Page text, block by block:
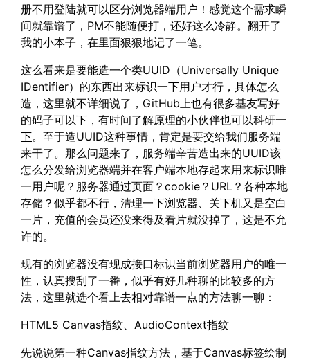
册不用登陆就可以区分浏览器端用户！感觉这个需求瞬
间就靠谱了，PM不能随便打，还好这么冷静。翻开了
我的小本子，在里面狠狠地记了一笔。
这么看来是要能造一个类UUID（Universally Unique
IDentifier）的东西出来标识一下用户才行，具体怎么
造，这里就不详细说了，GitHub上也有很多基友写好
的码子可以下，有时间了解原理的小伙伴也可以科研一
下。至于造UUID这种事情，肯定是要交给我们服务端
来干了。那么问题来了，服务端辛苦造出来的UUID该
怎么分发给浏览器端并在客户端本地存起来用来标识唯
一用户呢？服务器通过页面？cookie？URL？各种本地
存储？似乎都不行，清理一下浏览器、关下机又是空白
一片，充值的会员还没来得及看片就没掉了，这是不允
许的。
现有的浏览器没有现成接口标识当前浏览器用户的唯一
性，认真搜刮了一番，似乎有好几种聊的比较多的方
法，这里就选个看上去相对靠谱一点的方法聊一聊：
HTML5 Canvas指纹、AudioContext指纹
先说说第一种Canvas指纹方法，基于Canvas标签绘制